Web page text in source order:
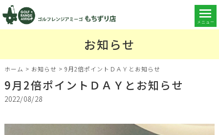
メニュー
お知らせ
ホーム > お知らせ > 9月2倍ポイントＤＡＹとお知らせ
9月2倍ポイントＤＡＹとお知らせ
2022/08/28